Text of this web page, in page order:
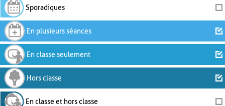
Sporadiques
En plusieurs séances
En classe seulement
Hors classe
En classe et hors classe